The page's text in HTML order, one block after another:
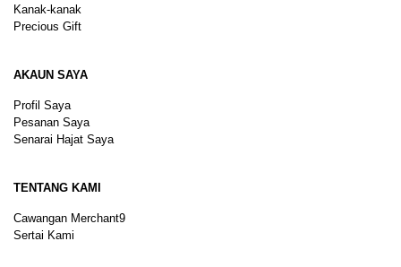
Kanak-kanak
Precious Gift
AKAUN SAYA
Profil Saya
Pesanan Saya
Senarai Hajat Saya
TENTANG KAMI
Cawangan Merchant9
Sertai Kami